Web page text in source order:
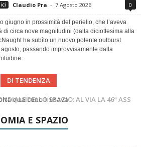
Claudio Pra - 7 Agosto 2026 0
giugno in prossimità del perielio, che l’aveva
di circa nove magnitudini (dalla diciottesima alla
ha subìto un nuovo potente outburst
passando improvvisamente dalla
DI TENDENZA
FIRENZE CAPITALE MONDIALE DELLO SPAZIO: AL VIA LA 46ª ASSEMBLEA SCIENTIFICA DEL COSPAR
Mese di Agosto 2026
E SPAZIO